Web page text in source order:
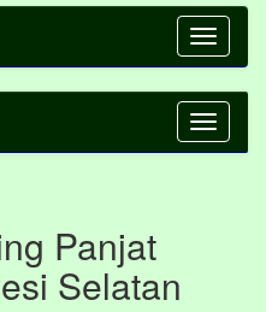
Toggle
Toggle
Panjat
Selatan